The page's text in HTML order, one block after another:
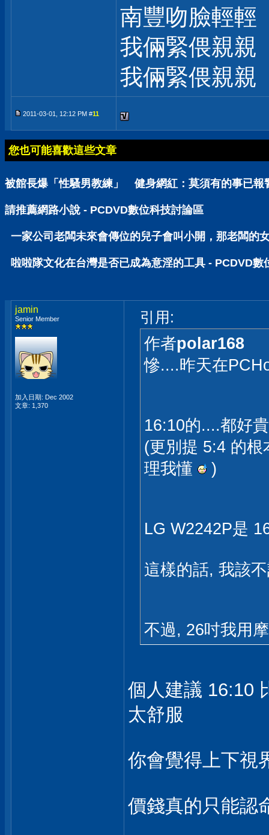
南豐吻臉輕
我倆緊偎親
我倆緊偎親
2011-03-01, 12:12 PM #11
您也可能喜歡這些文章
被館長爆「性騷男教練」 健身網紅：莫須有的事已報
請推薦網路小說 - PCDVD數位科技討論區
一家公司老闆未來會傳位的兒子會叫小開，那老闆的
啦啦隊文化在台灣是否已成為意淫的工具 - PCDVD數
jamin
Senior Member
加入日期: Dec 2002
文章: 1,370
引用:
作者polar168
慘....昨天在
16:10的....都好
(更別提 5:4 的
理我懂
)
LG W2242P是
這樣的話, 我該
不過, 26吋我用
個人建議 16:10
太舒服
你會覺得上下視
價錢真的只能認